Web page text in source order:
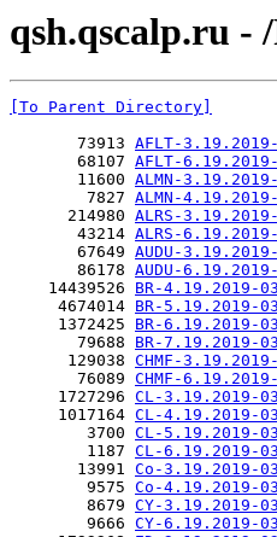
qsh.qscalp.ru -
[To Parent Directory]
       73913
AFLT-
       68107
AFLT-
       11600
ALMN-
        7827
ALMN-
      214980
ALRS-
       43214
ALRS-
       67649
AUDU-
       86178
AUDU-
    14439526
BR-4.19.2019-
     4674014
BR-5.19.2019-
     1372425
BR-6.19.2019-
       79688
BR-7.19.2019-
      129038
CHMF-
       76089
CHMF-
     1727296
CL-3.19.2019-
     1017164
CL-4.19.2019-
        3700
CL-5.19.2019-
        1187
CL-6.19.2019-
       13991
Co-3.19.2019-
        9575
Co-4.19.2019-
        8679
CY-3.19.2019-
        9666
CY-6.19.2019-